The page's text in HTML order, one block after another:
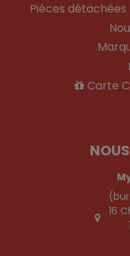
Pièces
Carte
16